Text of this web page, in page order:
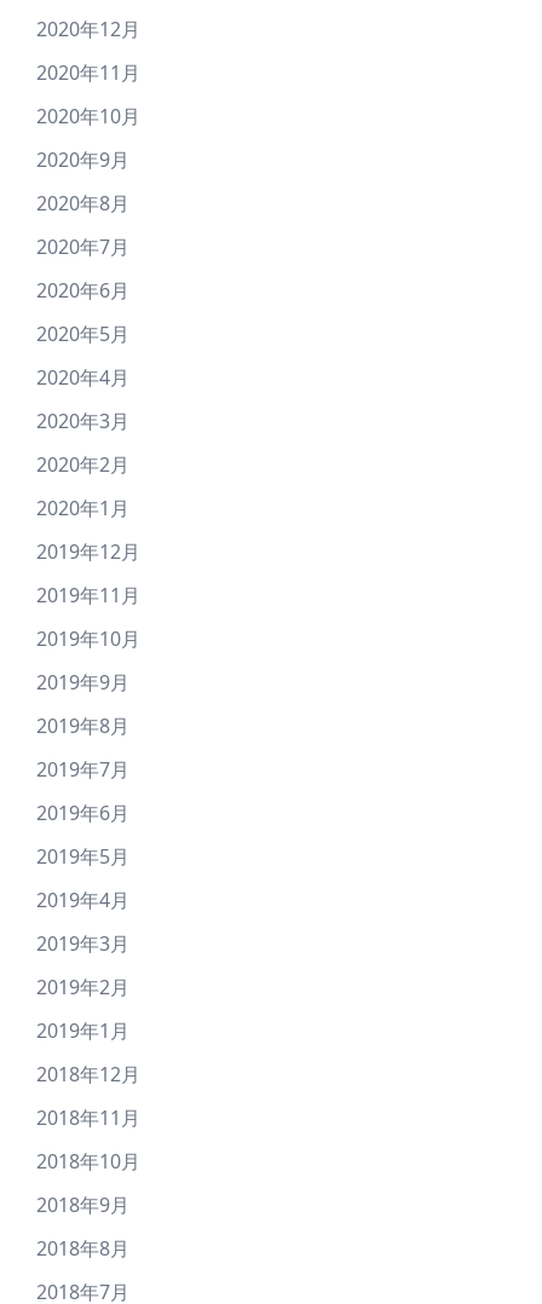
2020年12月
2020年11月
2020年10月
2020年9月
2020年8月
2020年7月
2020年6月
2020年5月
2020年4月
2020年3月
2020年2月
2020年1月
2019年12月
2019年11月
2019年10月
2019年9月
2019年8月
2019年7月
2019年6月
2019年5月
2019年4月
2019年3月
2019年2月
2019年1月
2018年12月
2018年11月
2018年10月
2018年9月
2018年8月
2018年7月